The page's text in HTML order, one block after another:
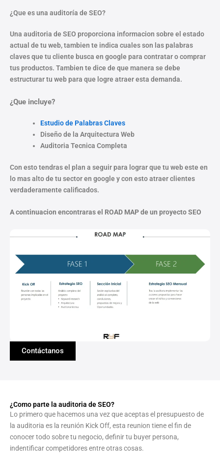
Contáctanos
¿Que es una auditoría de SEO?
Una auditoria de SEO proporciona informacion sobre el estado
actual de tu web, tambien te indica cuales son las palabras
claves que tu cliente busca en google para contratar o comprar
tus productos. Tambien te dice de que manera se debe
estructurar tu web para que logre atraer esta demanda.
¿Que incluye?
Estudio de Palabras Claves
Diseño de la Arquitectura Web
Auditoria Tecnica Completa
Con esto tendras el plan a seguir para lograr que tu web este en
lo mas alto de tu sector en google y con esto atraer clientes
verdaderamente calificados.
A continuacion encontraras el ROAD MAP de un proyecto SEO
¿Como parte la auditoria de SEO?
Lo primero que hacemos una vez que aceptas el presupuesto de
la auditoria es la reunión Kick Off, esta reunion tiene el fin de
conocer todo sobre tu negocio, definir tu buyer persona,
indentificar competidores entre otras cosas.